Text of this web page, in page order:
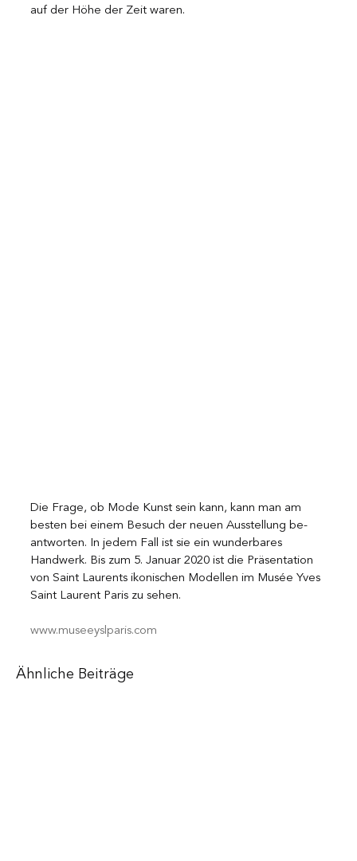
auf der Höhe der Zeit waren.
Die Frage, ob Mode Kunst sein kann, kann man am
besten bei einem Besuch der neuen Ausstellung be-
antworten. In jedem Fall ist sie ein wunderbares
Handwerk. Bis zum 5. Januar 2020 ist die Präsentation
von Saint Laurents ikonischen Modellen im Musée Yves
Saint Laurent Paris zu sehen.
www.museeyslparis.com
Ähnliche Beiträge